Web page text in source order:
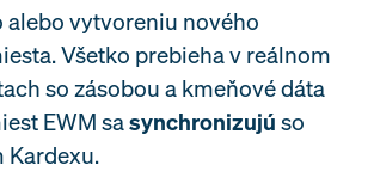
alebo vytvoreniu nového
Všetko prebieha v reálnom
so zásobou a kmeňové dáta
EWM sasynchronizujú so
Kardexu.